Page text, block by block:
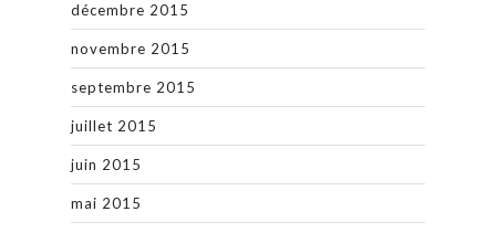
décembre 2015
novembre 2015
septembre 2015
juillet 2015
juin 2015
mai 2015